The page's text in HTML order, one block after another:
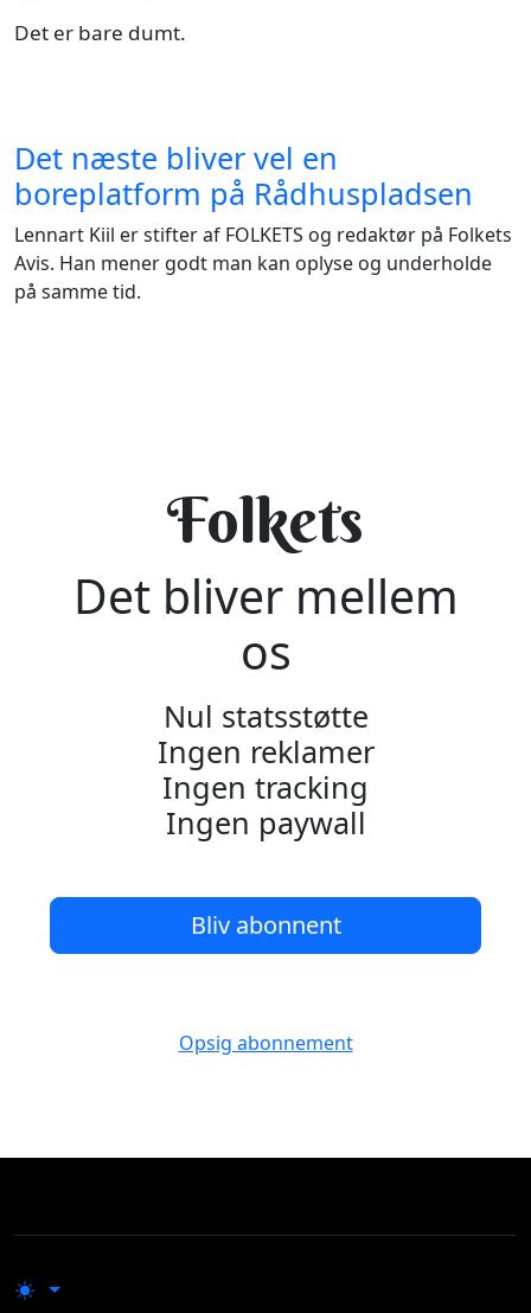
Det er bare dumt.
Det næste bliver vel en
boreplatform på Rådhuspladsen
Lennart Kiil er stifter af FOLKETS og redaktør på Folkets
Avis. Han mener godt man kan oplyse og underholde
på samme tid.
Folkets
Det bliver mellem
os
Nul statsstøtte
Ingen reklamer
Ingen tracking
Ingen paywall
Bliv abonnent
Opsig abonnement